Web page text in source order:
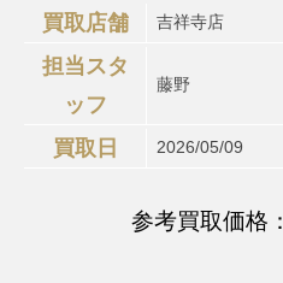
買取店舗 吉祥寺店
担当スタ
ッフ
藤野
買取日 2026/05/09
参考買取価格：